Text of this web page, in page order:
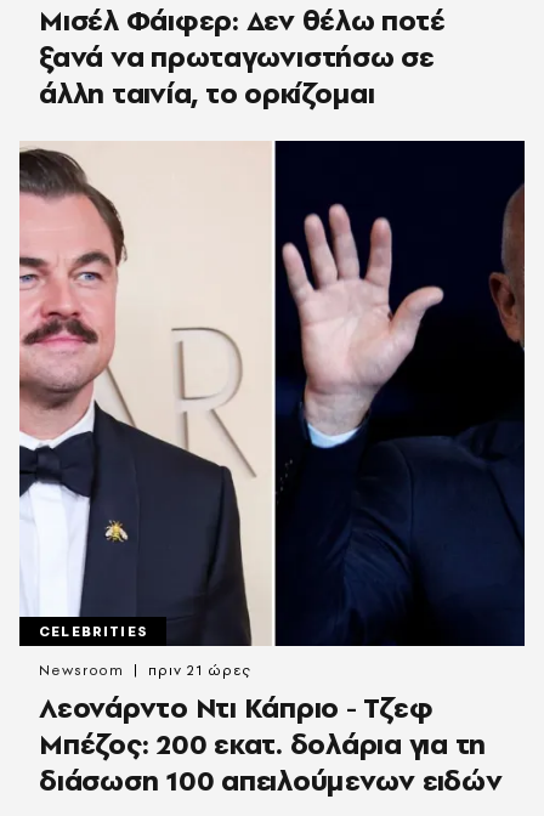
Μισέλ Φάιφερ: Δεν θέλω ποτέ
ξανά να πρωταγωνιστήσω σε
άλλη ταινία, το ορκίζομαι
CELEBRITIES
Λεονάρντο Ντι Κάπριο - Τζεφ
Μπέζος: 200 εκατ. δολάρια για τη
διάσωση 100 απειλούμενων ειδών
Newsroom πριν 21 ώρες